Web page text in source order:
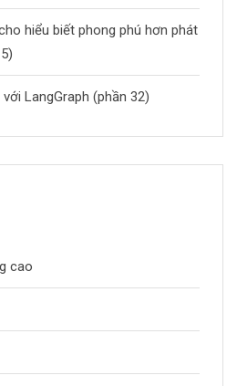
hiểu biết phong phú hơn phát
LangGraph (phần 32)
cao